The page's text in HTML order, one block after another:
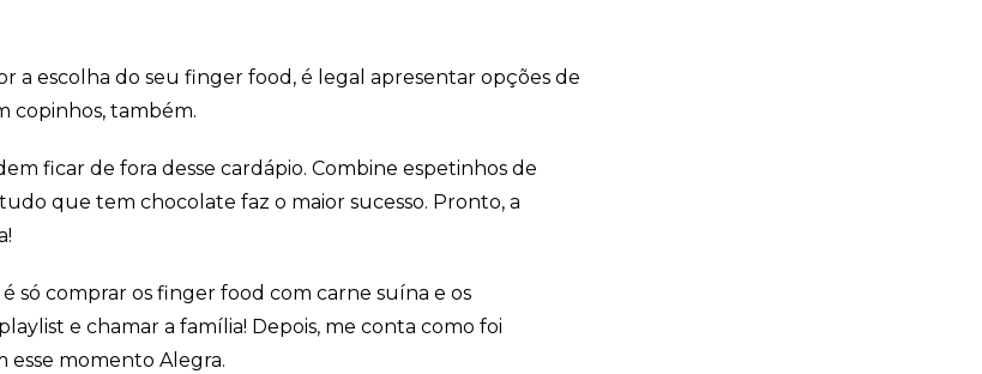
a escolha do seu finger food, é legal apresentar opções de
copinhos, também.
ficar de fora desse cardápio. Combine espetinhos de
que tem chocolate faz o maior sucesso. Pronto, a
só comprar os finger food com carne suína e os
e chamar a família! Depois, me conta como foi
esse momento Alegra.